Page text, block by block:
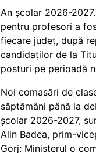
An școlar 2026-
pentru profesori a
fiecare județ, după
candidaților de la
posturi pe perioadă
Noi comasări de
săptămâni până la
școlar 2026-2027,
Alin Badea, prim-
Gorj: Ministerul o